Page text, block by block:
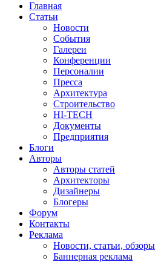
Главная
Статьи
Новости
События
Галереи
Конференции
Персоналии
Пресса
Архитектура
Строительство
HI-TECH
Документы
Предприятия
Блоги
Авторы
Авторы статей
Архитекторы
Дизайнеры
Блогеры
Форум
Контакты
Реклама
Новости, статьи, обзоры
Баннерная реклама